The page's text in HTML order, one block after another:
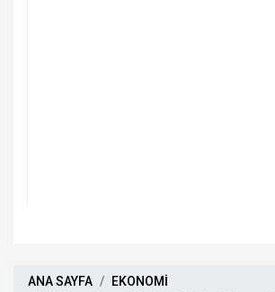
ANA SAYFA
EKONOMİ